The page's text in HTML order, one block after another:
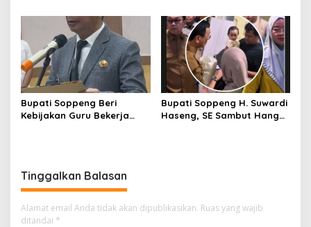
Tuai Tanda Tanya
Sportivitas dan Harumkan
Nama Bumi Latemmamala
Bupati Soppeng Beri
Kebijakan Guru Bekerja
Bupati Soppeng H. Suwardi
Haseng, SE Sambut Hangat
Tinggalkan Balasan
Alamat email Anda tidak akan dipublikasikan. Ruas yang wajib
ditandai *